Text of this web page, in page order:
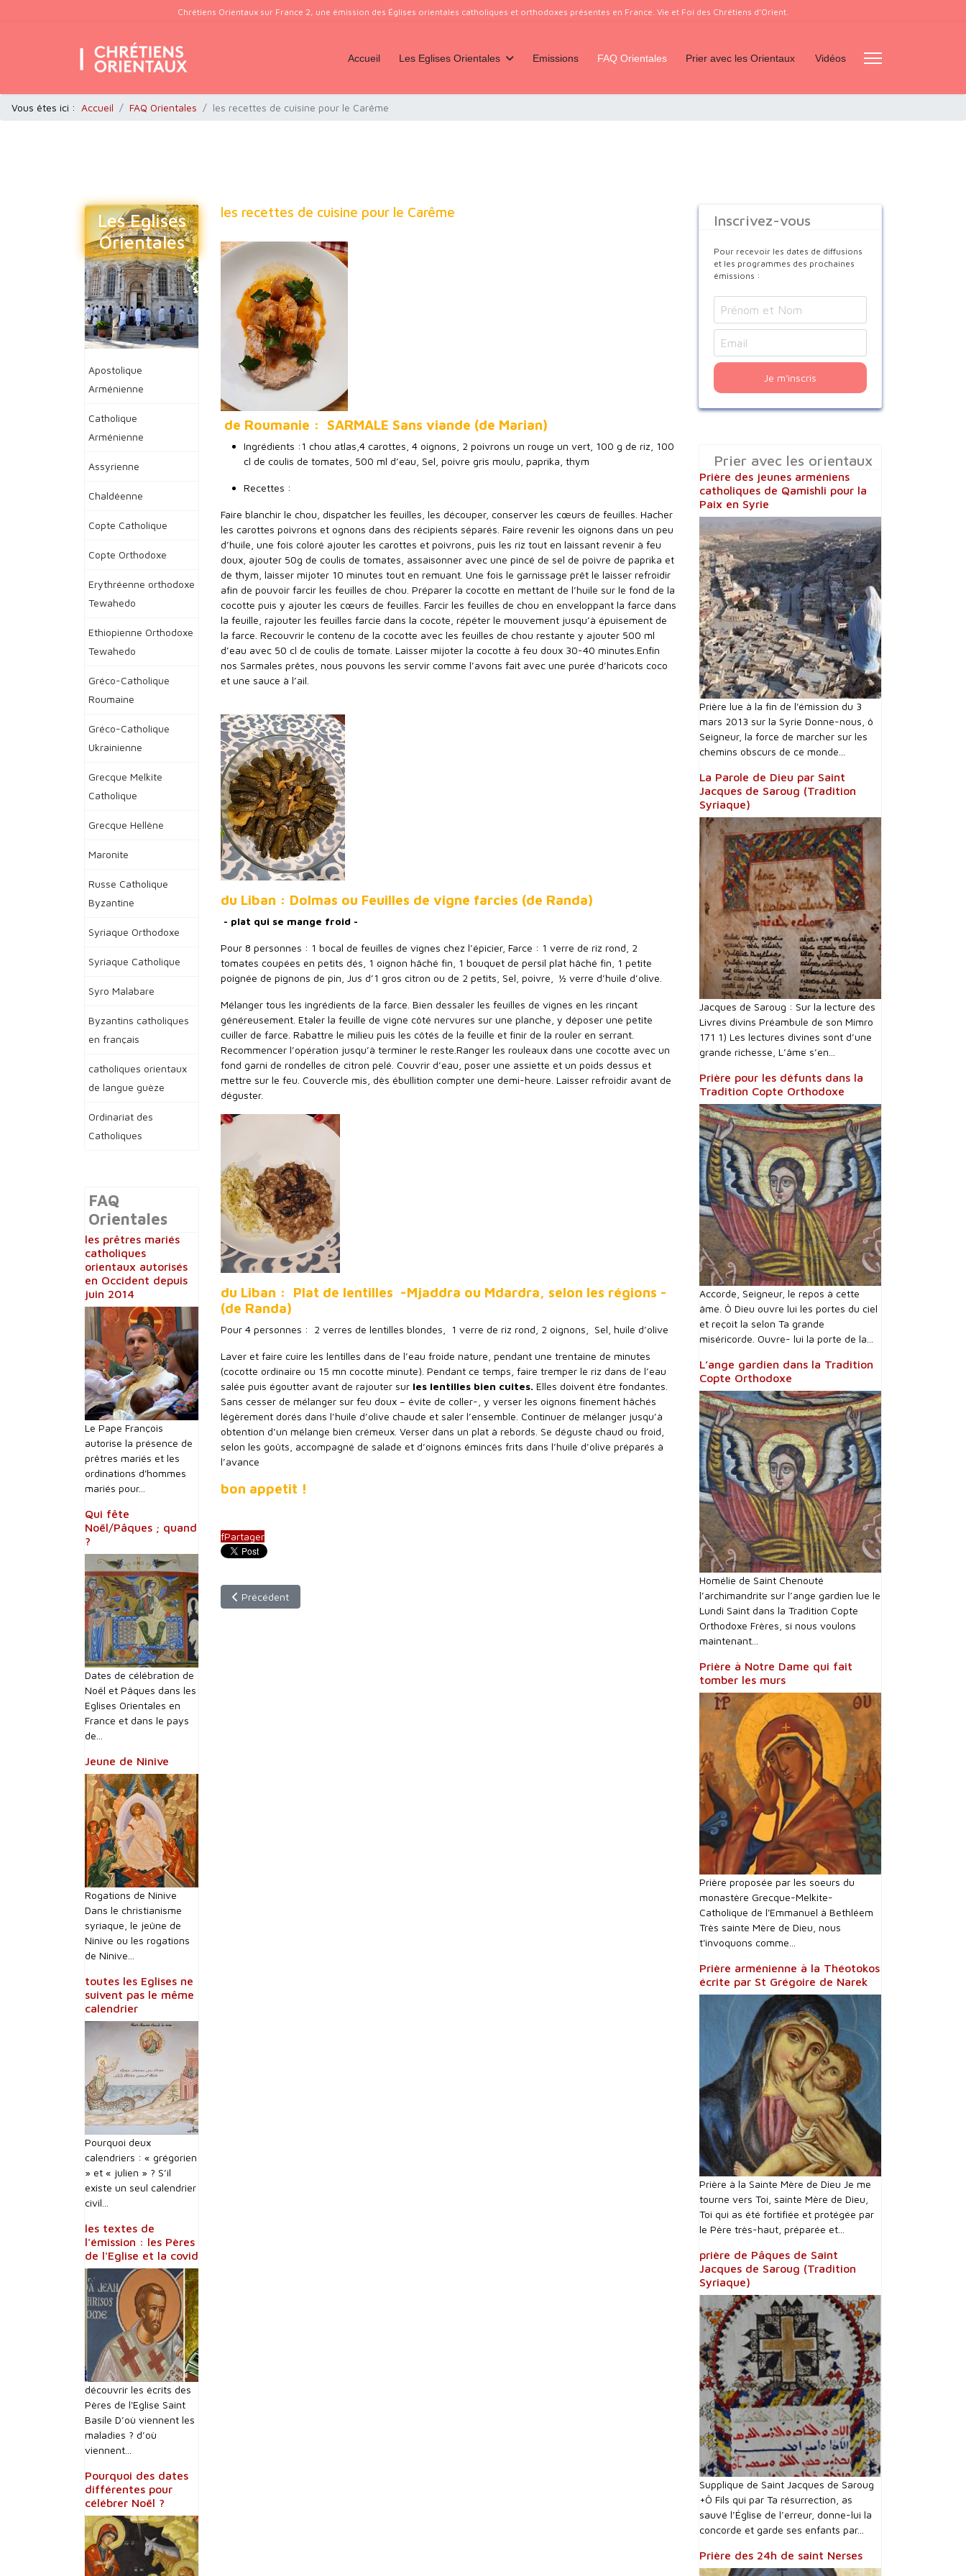
Chrétiens Orientaux sur France 2, une émission des Églises orientales catholiques et orthodoxes présentes en France. Vie et Foi des Chrétiens d’Orient.
Accueil Les Eglises Orientales Emissions FAQ Orientales Prier avec les Orientaux Vidéos
Vous êtes ici : Accueil FAQ Orientales les recettes de cuisine pour le Carême
Les Eglises
Orientales
Apostolique
Arménienne
Catholique
Arménienne
Assyrienne
Chaldéenne
Copte Catholique
Copte Orthodoxe
Erythréenne orthodoxe
Tewahedo
Ethiopienne Orthodoxe
Tewahedo
Gréco-Catholique
Roumaine
Gréco-Catholique
Ukrainienne
Grecque Melkite
Catholique
Grecque Hellène
Maronite
Russe Catholique
Byzantine
Syriaque Orthodoxe
Syriaque Catholique
Syro Malabare
Byzantins catholiques
en français
catholiques orientaux
de langue guèze
Ordinariat des
Catholiques
FAQ
Orientales
les prêtres mariés
catholiques
orientaux autorisés
en Occident depuis
juin 2014
Le Pape François
autorise la présence de
prêtres mariés et les
ordinations d'hommes
mariés pour...
Qui fête
Noël/Pâques ; quand
?
Dates de célébration de
Noël et Pâques dans les
Eglises Orientales en
France et dans le pays
de...
Jeune de Ninive
Rogations de Ninive
Dans le christianisme
syriaque, le jeûne de
Ninive ou les rogations
de Ninive...
toutes les Eglises ne
suivent pas le même
calendrier
Pourquoi deux
calendriers : « grégorien
» et « julien » ? S’il
existe un seul calendrier
civil...
les textes de
l'émission : les Pères
de l'Eglise et la covid
découvrir les écrits des
Pères de l'Eglise Saint
Basile D’où viennent les
maladies ? d’où
viennent...
Pourquoi des dates
différentes pour
célébrer Noël ?
les recettes de cuisine pour le Carême
de Roumanie : SARMALE Sans viande (de Marian)
Ingrédients :1 chou atlas,4 carottes, 4 oignons, 2 poivrons un rouge un vert, 100 g de riz, 100
cl de coulis de tomates, 500 ml d’eau, Sel, poivre gris moulu, paprika, thym
Recettes :
Faire blanchir le chou, dispatcher les feuilles, les découper, conserver les cœurs de feuilles. Hacher
les carottes poivrons et ognons dans des récipients séparés. Faire revenir les oignons dans un peu
d’huile, une fois coloré ajouter les carottes et poivrons, puis les riz tout en laissant revenir à feu
doux, ajouter 50g de coulis de tomates, assaisonner avec une pincé de sel de poivre de paprika et
de thym, laisser mijoter 10 minutes tout en remuant. Une fois le garnissage prêt le laisser refroidir
afin de pouvoir farcir les feuilles de chou. Préparer la cocotte en mettant de l’huile sur le fond de la
cocotte puis y ajouter les cœurs de feuilles. Farcir les feuilles de chou en enveloppant la farce dans
la feuille, rajouter les feuilles farcie dans la cocote, répéter le mouvement jusqu’à épuisement de
la farce. Recouvrir le contenu de la cocotte avec les feuilles de chou restante y ajouter 500 ml
d’eau avec 50 cl de coulis de tomate. Laisser mijoter la cocotte à feu doux 30-40 minutes.Enfin
nos Sarmales prêtes, nous pouvons les servir comme l’avons fait avec une purée d’haricots coco
et une sauce à l’ail.
du Liban : Dolmas ou Feuilles de vigne farcies (de Randa)
- plat qui se mange froid -
Pour 8 personnes : 1 bocal de feuilles de vignes chez l’épicier, Farce : 1 verre de riz rond, 2
tomates coupées en petits dés, 1 oignon hâché fin, 1 bouquet de persil plat hâché fin, 1 petite
poignée de pignons de pin, Jus d’1 gros citron ou de 2 petits, Sel, poivre, ½ verre d’huile d’olive.
Mélanger tous les ingrédients de la farce. Bien dessaler les feuilles de vignes en les rinçant
généreusement. Etaler la feuille de vigne côté nervures sur une planche, y déposer une petite
cuiller de farce. Rabattre le milieu puis les côtés de la feuille et finir de la rouler en serrant.
Recommencer l’opération jusqu’à terminer le reste.Ranger les rouleaux dans une cocotte avec un
fond garni de rondelles de citron pelé. Couvrir d’eau, poser une assiette et un poids dessus et
mettre sur le feu. Couvercle mis, dès ébullition compter une demi-heure. Laisser refroidir avant de
déguster.
du Liban : Plat de lentilles -Mjaddra ou Mdardra, selon les régions -
(de Randa)
Pour 4 personnes : 2 verres de lentilles blondes, 1 verre de riz rond, 2 oignons, Sel, huile d’olive
Laver et faire cuire les lentilles dans de l’eau froide nature, pendant une trentaine de minutes
(cocotte ordinaire ou 15 mn cocotte minute). Pendant ce temps, faire tremper le riz dans de l’eau
salée puis égoutter avant de rajouter sur les lentilles bien cuites. Elles doivent être fondantes.
Sans cesser de mélanger sur feu doux – évite de coller-, y verser les oignons finement hâchés
légèrement dorés dans l’huile d’olive chaude et saler l’ensemble. Continuer de mélanger jusqu’à
obtention d’un mélange bien crémeux. Verser dans un plat à rebords. Se déguste chaud ou froid,
selon les goûts, accompagné de salade et d’oignons émincés frits dans l’huile d’olive préparés à
l’avance
bon appetit !
fPartager
Article précédent : Jeune de Ninive
Précédent
Inscrivez-vous
Pour recevoir les dates de diffusions
et les programmes des prochaines
émissions :
Je m'inscris
Prier avec les orientaux
Prière des jeunes arméniens
catholiques de Qamishli pour la
Paix en Syrie
Prière lue à la fin de l'émission du 3
mars 2013 sur la Syrie Donne-nous, ô
Seigneur, la force de marcher sur les
chemins obscurs de ce monde...
La Parole de Dieu par Saint
Jacques de Saroug (Tradition
Syriaque)
Jacques de Saroug : Sur la lecture des
Livres divins Préambule de son Mimro
171 1) Les lectures divines sont d’une
grande richesse, L’âme s’en...
Prière pour les défunts dans la
Tradition Copte Orthodoxe
Accorde, Seigneur, le repos à cette
âme. Ô Dieu ouvre lui les portes du ciel
et reçoit la selon Ta grande
miséricorde. Ouvre- lui la porte de la...
L’ange gardien dans la Tradition
Copte Orthodoxe
Homélie de Saint Chenouté
l’archimandrite sur l’ange gardien lue le
Lundi Saint dans la Tradition Copte
Orthodoxe Frères, si nous voulons
maintenant...
Prière à Notre Dame qui fait
tomber les murs
Prière proposée par les soeurs du
monastère Grecque-Melkite-
Catholique de l'Emmanuel à Bethléem
Très sainte Mère de Dieu, nous
t'invoquons comme...
Prière arménienne à la Théotokos
écrite par St Grégoire de Narek
Prière à la Sainte Mère de Dieu Je me
tourne vers Toi, sainte Mère de Dieu,
Toi qui as été fortifiée et protégée par
le Père très-haut, préparée et...
prière de Pâques de Saint
Jacques de Saroug (Tradition
Syriaque)
Supplique de Saint Jacques de Saroug
+Ô Fils qui par Ta résurrection, as
sauvé l’Église de l’erreur, donne-lui la
concorde et garde ses enfants par...
Prière des 24h de saint Nerses